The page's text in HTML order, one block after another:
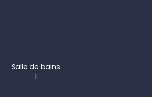
Salle de bains
1